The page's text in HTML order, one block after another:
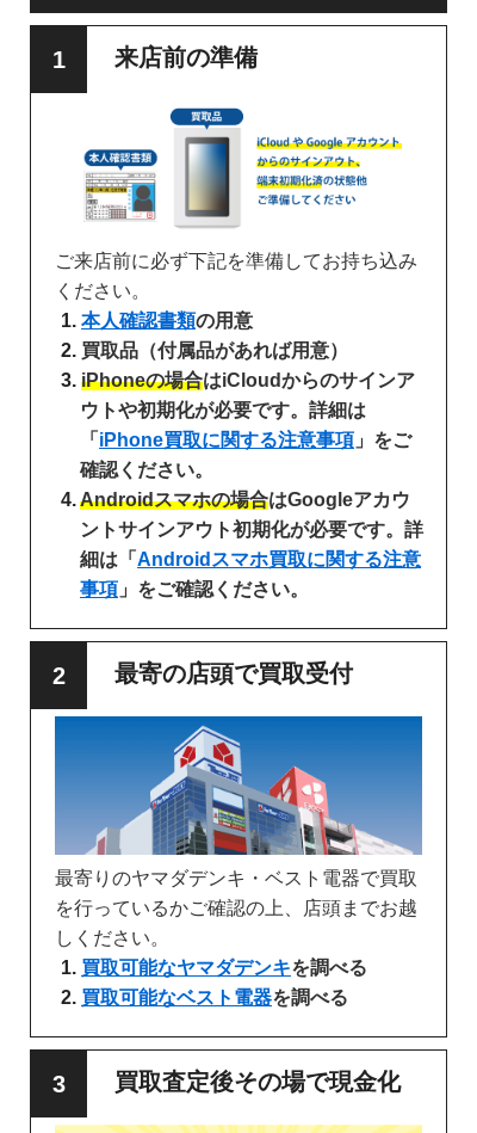
来店前の準備
ご来店前に必ず下記を準備してお持ち込み
ください。
本人確認書類の用意
買取品（付属品があれば用意）
iPhoneの場合はiCloudからのサインア
ウトや初期化が必要です。詳細は
「 iPhone買取に関する注意事項 」をご
確認ください。
Androidスマホの場合はGoogleアカウ
ントサインアウト初期化が必要です。詳
細は「 Androidスマホ買取に関する注意
事項 」をご確認ください。
最寄の店頭で買取受付
最寄りのヤマダデンキ・ベスト電器で買取
を行っているかご確認の上、店頭までお越
しください。
買取可能なヤマダデンキを調べる
買取可能なベスト電器を調べる
買取査定後その場で現金化